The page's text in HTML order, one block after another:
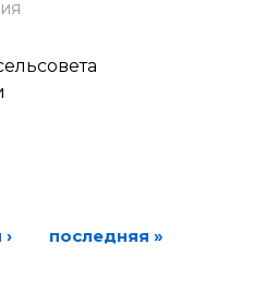
последняя »